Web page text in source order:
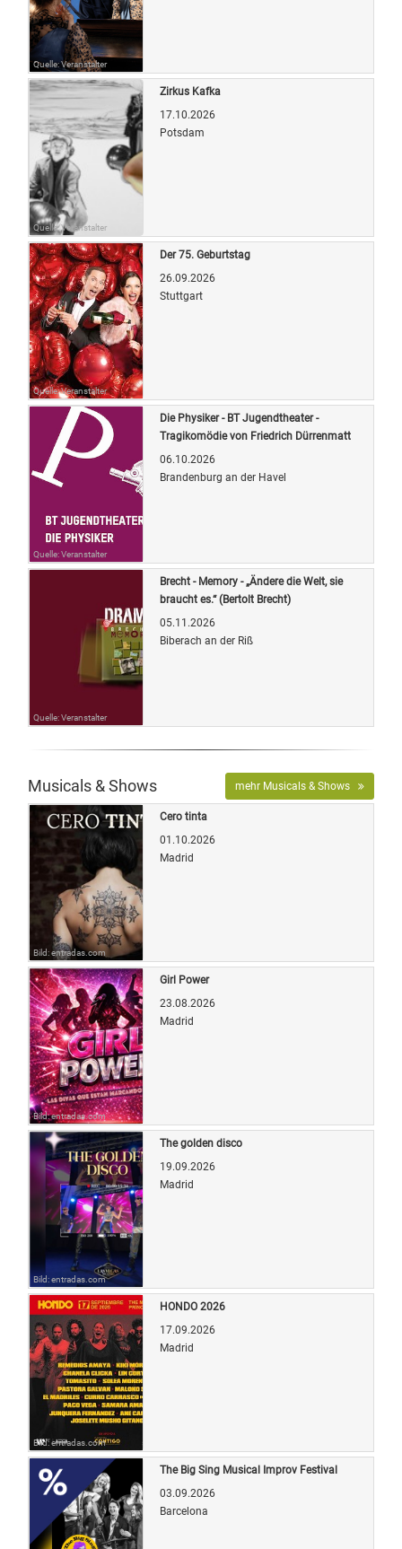
Quelle: Veranstalter
Quelle: Veranstalter
Zirkus Kafka
17.10.2026
Potsdam
Quelle: Veranstalter
Der 75. Geburtstag
26.09.2026
Stuttgart
Quelle: Veranstalter
Die Physiker - BT Jugendtheater -
Tragikomödie von Friedrich Dürrenmatt
06.10.2026
Brandenburg an der Havel
Quelle: Veranstalter
Brecht - Memory - „Ändere die Welt, sie
braucht es.“ (Bertolt Brecht)
05.11.2026
Biberach an der Riß
Musicals & Shows mehr Musicals & Shows
Bild: entradas.com
Cero tinta
01.10.2026
Madrid
Bild: entradas.com
Girl Power
23.08.2026
Madrid
Bild: entradas.com
The golden disco
19.09.2026
Madrid
Bild: entradas.com
HONDO 2026
17.09.2026
Madrid
The Big Sing Musical Improv Festival
03.09.2026
Barcelona